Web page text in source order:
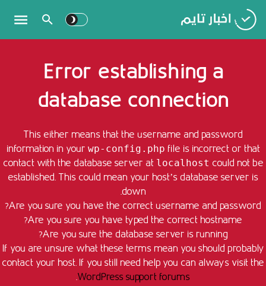
Error establishing a
database connection
This either means that the username and password
information in your wp-config.php file is incorrect or that
contact with the database server at localhost could not be
established. This could mean your host’s database server is
down.
Are you sure you have the correct username and password?
Are you sure you have typed the correct hostname?
Are you sure the database server is running?
If you are unsure what these terms mean you should probably
contact your host. If you still need help you can always visit the
WordPress support forums
.